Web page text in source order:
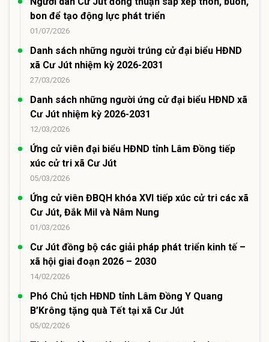
bon để tạo động lực phát triển
01/07/2026
Danh sách những người trúng cử đại biểu HĐND
xã Cư Jút nhiệm kỳ 2026-2031
27/03/2026
Danh sách những người ứng cử đại biểu HĐND xã
Cư Jút nhiệm kỳ 2026-2031
12/03/2026
Ứng cử viên đại biểu HĐND tỉnh Lâm Đồng tiếp
xúc cử tri xã Cư Jút
05/03/2026
Ứng cử viên ĐBQH khóa XVI tiếp xúc cử tri các xã
Cư Jút, Đắk Mil và Nâm Nung
01/03/2026
Cư Jút đồng bộ các giải pháp phát triển kinh tế –
xã hội giai đoạn 2026 – 2030
14/02/2026
Phó Chủ tịch HĐND tỉnh Lâm Đồng Y Quang
B’Krông tặng quà Tết tại xã Cư Jút
05/02/2026